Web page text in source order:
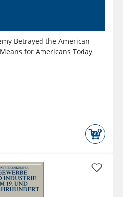
Betrayed the American
for Americans Today